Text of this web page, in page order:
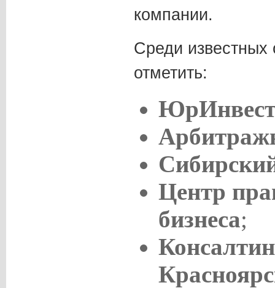
компании.
Среди известных
отметить:
Центр
бизнеса;